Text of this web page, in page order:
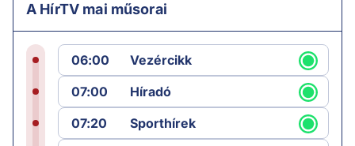
A HírTV mai műsorai
06:00
Vezércikk
07:00
Híradó
07:20
Sporthírek